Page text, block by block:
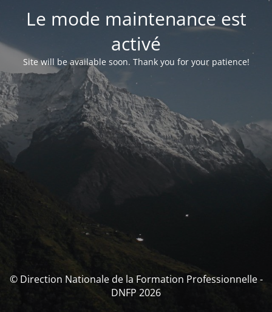
Le mode maintenance est
activé
Site will be available soon. Thank you for your patience!
© Direction Nationale de la Formation Professionnelle -
DNFP 2026